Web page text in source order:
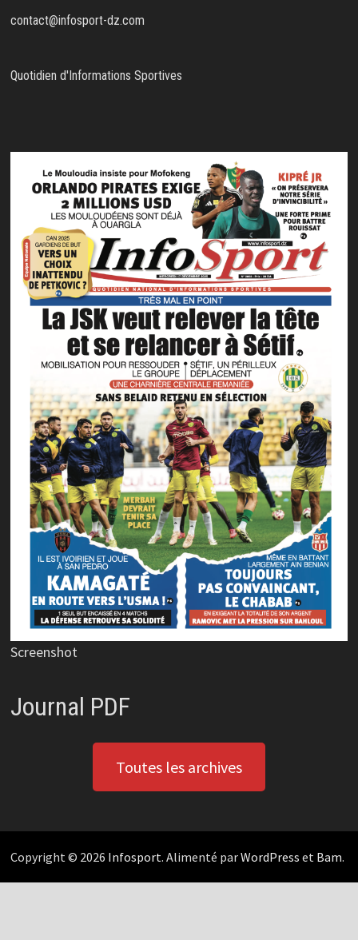
contact@infosport-dz.com
Quotidien d'Informations Sportives
Screenshot
Journal PDF
Toutes les archives
Copyright © 2026 Infosport. Alimenté parWordPress et Bam.